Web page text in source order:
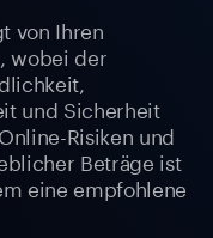
von Ihren
wobei der
und Sicherheit
Risiken und
Beträge ist
eine empfohlene